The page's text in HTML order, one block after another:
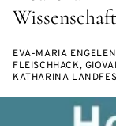
EVA-MARIA
FLEISCHHACK,
KATHARINA